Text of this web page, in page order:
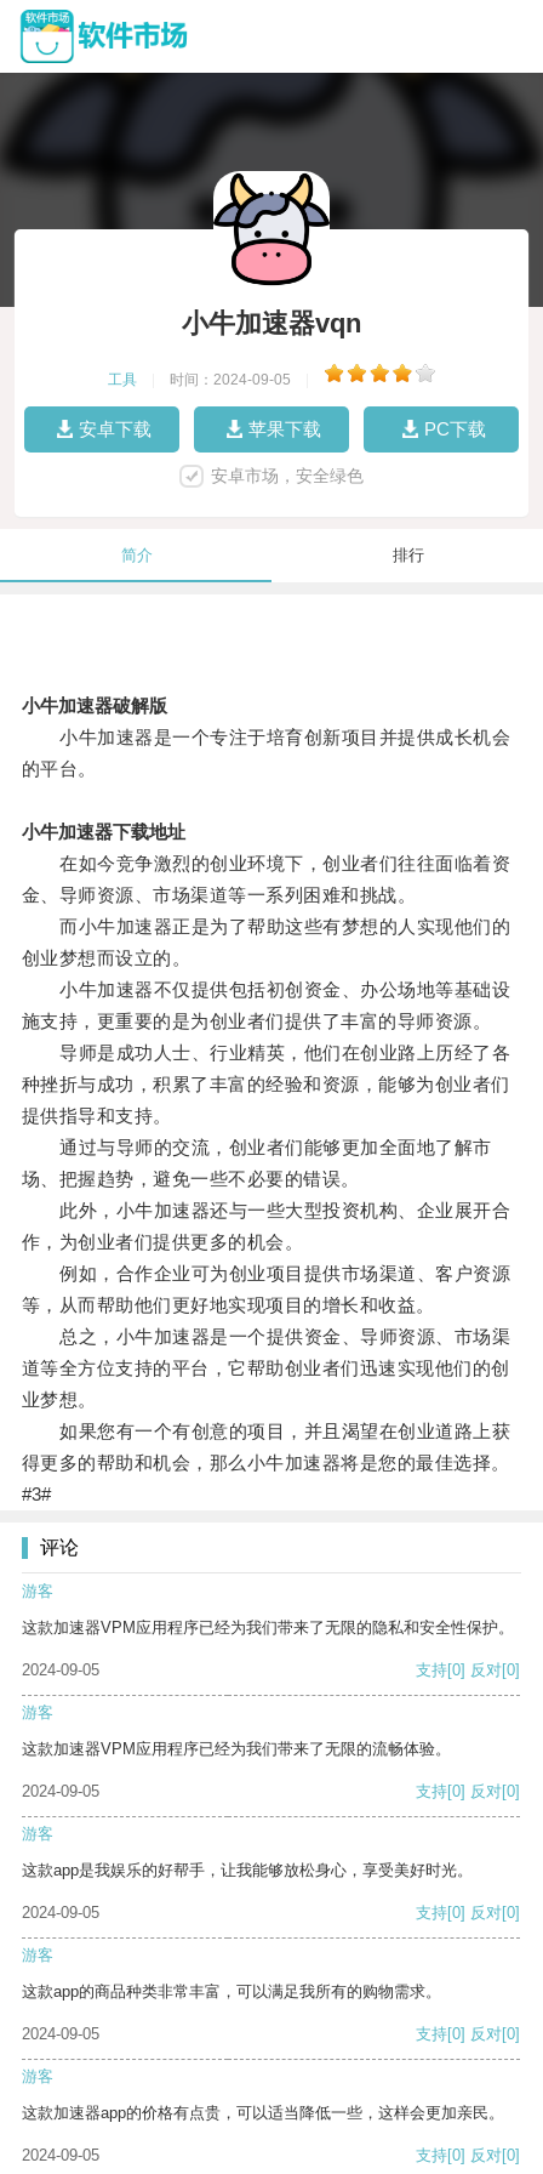
小牛加速器vqn
工具 时间：2024-09-05
安卓下载 苹果下载 PC下载
安卓市场，安全绿色
简介 排行
小牛加速器破解版
小牛加速器是一个专注于培育创新项目并提供成长机会
的平台。
小牛加速器下载地址
在如今竞争激烈的创业环境下，创业者们往往面临着资
金、导师资源、市场渠道等一系列困难和挑战。
而小牛加速器正是为了帮助这些有梦想的人实现他们的
创业梦想而设立的。
小牛加速器不仅提供包括初创资金、办公场地等基础设
施支持，更重要的是为创业者们提供了丰富的导师资源。
导师是成功人士、行业精英，他们在创业路上历经了各
种挫折与成功，积累了丰富的经验和资源，能够为创业者们
提供指导和支持。
通过与导师的交流，创业者们能够更加全面地了解市
场、把握趋势，避免一些不必要的错误。
此外，小牛加速器还与一些大型投资机构、企业展开合
作，为创业者们提供更多的机会。
例如，合作企业可为创业项目提供市场渠道、客户资源
等，从而帮助他们更好地实现项目的增长和收益。
总之，小牛加速器是一个提供资金、导师资源、市场渠
道等全方位支持的平台，它帮助创业者们迅速实现他们的创
业梦想。
如果您有一个有创意的项目，并且渴望在创业道路上获
得更多的帮助和机会，那么小牛加速器将是您的最佳选择。
#3#
评论
游客
这款加速器VPM应用程序已经为我们带来了无限的隐私和安全性保护。
2024-09-05 支持[0] 反对[0]
游客
这款加速器VPM应用程序已经为我们带来了无限的流畅体验。
2024-09-05 支持[0] 反对[0]
游客
这款app是我娱乐的好帮手，让我能够放松身心，享受美好时光。
2024-09-05 支持[0] 反对[0]
游客
这款app的商品种类非常丰富，可以满足我所有的购物需求。
2024-09-05 支持[0] 反对[0]
游客
这款加速器app的价格有点贵，可以适当降低一些，这样会更加亲民。
2024-09-05 支持[0] 反对[0]